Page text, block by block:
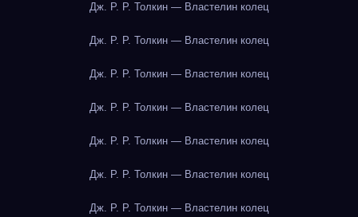
Дж. Р. Р. Толкин — Властелин колец
Дж. Р. Р. Толкин — Властелин колец
Дж. Р. Р. Толкин — Властелин колец
Дж. Р. Р. Толкин — Властелин колец
Дж. Р. Р. Толкин — Властелин колец
Дж. Р. Р. Толкин — Властелин колец
Дж. Р. Р. Толкин — Властелин колец